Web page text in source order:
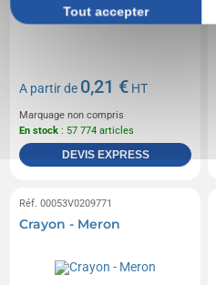
A partir de 0,21 € HT
Marquage non compris
En stock : 57 774 articles
DEVIS EXPRESS
Réf. 00053V0209771
Crayon - Meron
Tout accepter